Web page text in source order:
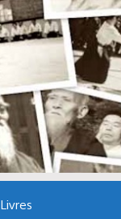
Livres